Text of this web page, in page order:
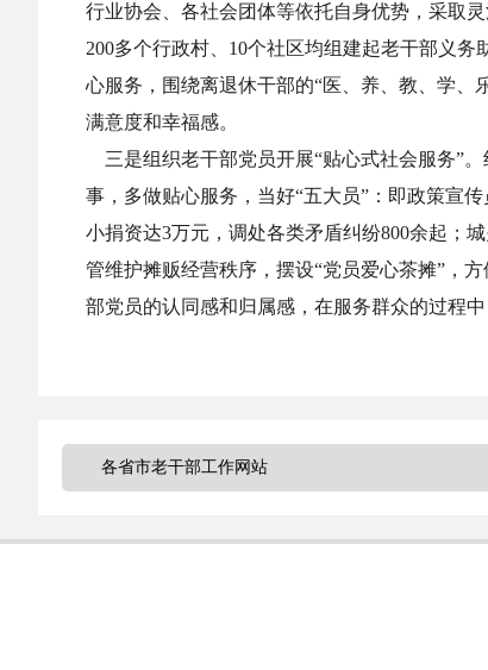
行业协会、各社会团体等依托自身优势，采取
200多个行政村、10个社区均组建起老干部义
心服务，围绕离退休干部的“医、养、教、学
满意度和幸福感。
三是组织老干部党员开展“贴心式社会服务”
事，多做贴心服务，当好“五大员”：即政策宣
小捐资达3万元，调处各类矛盾纠纷800余起；
管维护摊贩经营秩序，摆设“党员爱心茶摊”，
部党员的认同感和归属感，在服务群众的过程